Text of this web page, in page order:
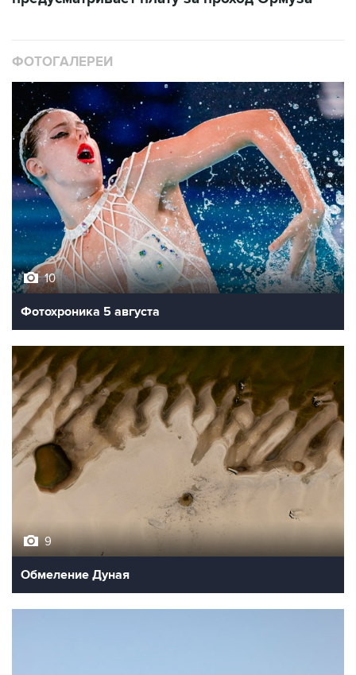
ФОТОГАЛЕРЕИ
10
Фотохроника 5 августа
9
Обмеление Дуная